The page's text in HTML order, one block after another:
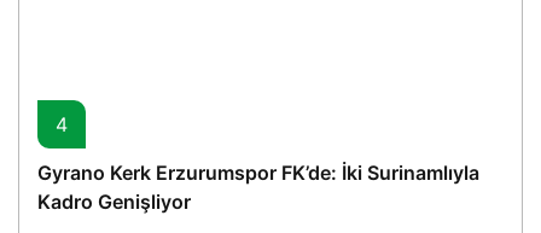
4
Gyrano Kerk Erzurumspor FK’de: İki Surinamlıyla
Kadro Genişliyor